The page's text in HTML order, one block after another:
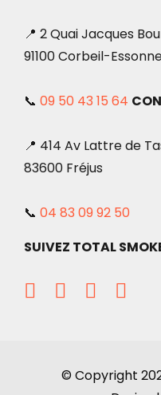
📍 2 Quai Jacques
91100 Corbeil-
📞 09 50 43 15 64
📍 414 Av Lattre de
83600 Fréjus
📞 04 83 09 92 50
SUIVEZ TOTAL
© Copyright